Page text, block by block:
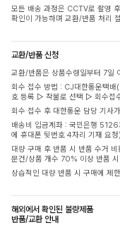
모든 배송 과정은 CCTV로 촬영
확인이 가능하며 교환/반품 처리
교환/반품 신청
교환/반품은 상품수령일부터 7일
회수 접수 방법 : CJ대한통운택
호 등록 ▷ 착불로 선택 ▷ 회수접
회수 접수 후 대한통운 담당 기사
배송비 입금계좌 : 국민은행
에 휴대폰 뒷번호 4자리 기재 요청)
대량 구매 후 반품 시 반품 수거
문건/상품 개수 70% 이상 반품
상습적인 대량 반품 시 구매에 제
해외에서 확인된 불량제품
반품/교환 안내